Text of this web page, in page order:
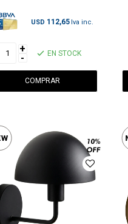
USD 112,65
+
- EN STOCK